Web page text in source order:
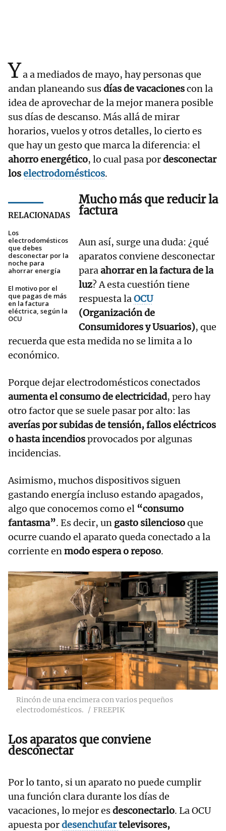
Ya a mediados de mayo, hay personas que
andan planeando susdías de vacacionescon la
idea de aprovechar de la mejor manera posible
sus días de descanso. Más allá de mirar
horarios, vuelos y otros detalles, lo cierto es
que hay un gesto que marca la diferencia: el
ahorro energético, lo cual pasa pordesconectar
loselectrodomésticos.
RELACIONADAS
Los
electrodomésticos
que debes
desconectar por la
noche para
ahorrar energía
El motivo por el
que pagas de más
en la factura
eléctrica, según la
OCU
Mucho más que reducir la
factura
Aun así, surge una duda: ¿qué
aparatos conviene desconectar
paraahorrar en la factura de la
luz? A esta cuestión tiene
respuesta laOCU
(Organización de
Consumidores y Usuarios), que
recuerda que esta medida no se limita a lo
económico.
Porque dejar electrodomésticos conectados
aumenta el consumo de electricidad, pero hay
otro factor que se suele pasar por alto: las
averías por subidas de tensión, fallos eléctricos
o hasta incendiosprovocados por algunas
incidencias.
Asimismo, muchos dispositivos siguen
gastando energía incluso estando apagados,
algo que conocemos como el “consumo
fantasma”. Es decir, un gasto silenciosoque
ocurre cuando el aparato queda conectado a la
corriente enmodo espera o reposo.
Rincón de una encimera con varios pequeños
electrodomésticos.
FREEPIK
Los aparatos que conviene
desconectar
Por lo tanto, si un aparato no puede cumplir
una función clara durante los días de
vacaciones, lo mejor esdesconectarlo. La OCU
apuesta pordesenchufartelevisores,